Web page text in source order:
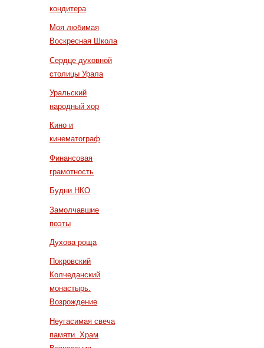
кондитера
Моя любимая
Воскресная Школа
Сердце духовной
столицы Урала
Уральский
народный хор
Кино и
кинематограф
Финансовая
грамотность
Будни НКО
Замолчавшие
поэты
Духова роща
Покровский
Колчеданский
монастырь.
Возрождение
Неугасимая свеча
памяти. Храм